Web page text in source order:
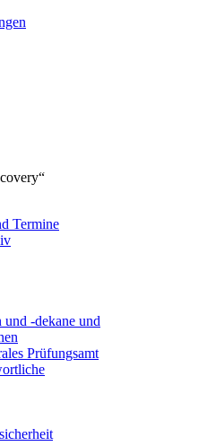
Termine
und -dekane und
Prüfungsamt